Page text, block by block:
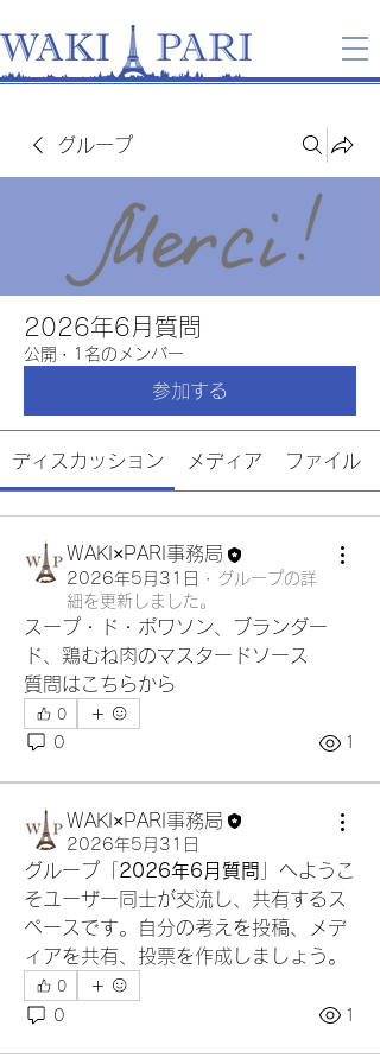
グループ
2026年6月質問
公開 · 1名のメンバー
参加する
ディスカッション メディア ファイル
WAKI×PARI事務局
2026年5月31日 · グループの詳
細を更新しました。
スープ・ド・ポワソン、ブランダー
ド、鶏むね肉のマスタードソース
質問はこちらから
0
0 1
WAKI×PARI事務局
2026年5月31日
グループ「 2026年6月質問
」へようこ
そユーザー同士が交流し、共有するス
ペースです。自分の考えを投稿、メデ
ィアを共有、投票を作成しましょう。
0
0 1